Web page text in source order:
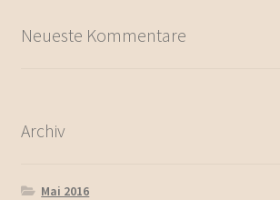
Neueste Kommentare
Archiv
Mai 2016